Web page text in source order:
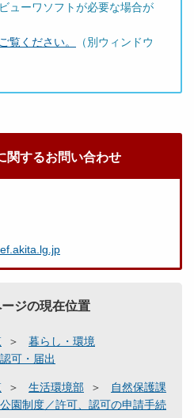
ューワソフトが必要な場合が
覧ください。
（別ウィンドウ
関するお問い合わせ
ジの現在位置
暮らし・環境
可・届出
生活環境部
自然保護課
園制度／許可、認可の申請手続